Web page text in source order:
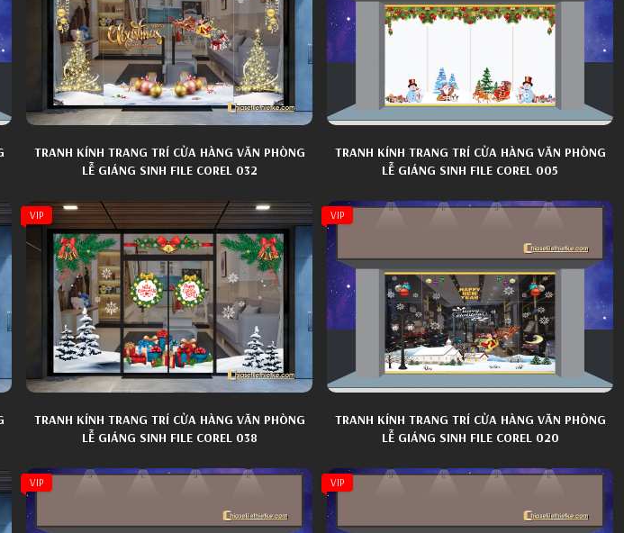
TRANH KÍNH TRANG TRÍ CỬA HÀNG VĂN PHÒNG
LỄ GIÁNG SINH FILE COREL 032
TRANH KÍNH TRANG TRÍ CỬA HÀNG VĂN PHÒNG
LỄ GIÁNG SINH FILE COREL 005
VIP
TRANH KÍNH TRANG TRÍ CỬA HÀNG VĂN PHÒNG
LỄ GIÁNG SINH FILE COREL 038
VIP
TRANH KÍNH TRANG TRÍ CỬA HÀNG VĂN PHÒNG
LỄ GIÁNG SINH FILE COREL 020
VIP VIP